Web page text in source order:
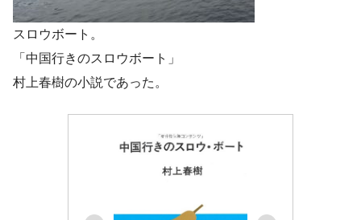
スロウボート。
「中国行きのスロウボート」
村上春樹の小説であった。